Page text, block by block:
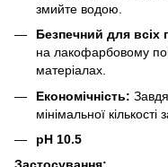
змийте водою.
Безпечний для всіх
на лакофарбовому
матеріалах.
Економічність:
мінімальної
pH 10.5